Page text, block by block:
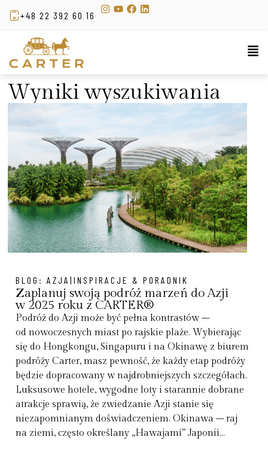
+48 22 392 60 16
Wyniki wyszukiwania
BLOG:AZJA|INSPIRACJE & PORADNIK
Zaplanuj swoją podróż marzeń do Azji
w 2025 roku z CARTER®
Podróż do Azji może być pełna kontrastów –
od nowoczesnych miast po rajskie plaże. Wybierając
się do Hongkongu, Singapuru i na Okinawę z biurem
podróży Carter, masz pewność, że każdy etap podróży
będzie dopracowany w najdrobniejszych szczegółach.
Luksusowe hotele, wygodne loty i starannie dobrane
atrakcje sprawią, że zwiedzanie Azji stanie się
niezapomnianym doświadczeniem. Okinawa – raj
na ziemi, często określany „Hawajami” Japonii...